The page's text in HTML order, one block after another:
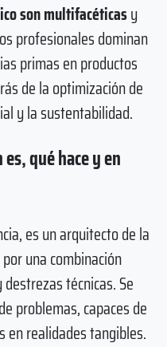
son multifacéticasy
profesionales dominan
primas en productos
de la optimización de
y la sustentabilidad.
qué hace y en
es un arquitecto de la
una combinación
técnicas. Se
problemas, capaces de
realidades tangibles.